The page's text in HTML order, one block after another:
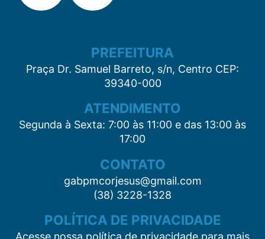
PREFEITURA
Praça Dr. Samuel Barreto, s/n, Centro CEP:
39340-000
ATENDIMENTO
Segunda à Sexta: 7:00 às 11:00 e das 13:00 às
17:00
CONTATO
gabpmcorjesus@gmail.com
(38) 3228-1328
POLÍTICA DE PRIVACIDADE
Acesse nossa política de privacidade para mais